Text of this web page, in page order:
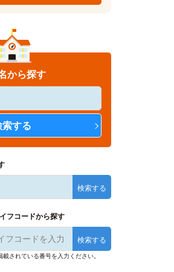
から探す
フコードから探す
されている番号を入力ください。